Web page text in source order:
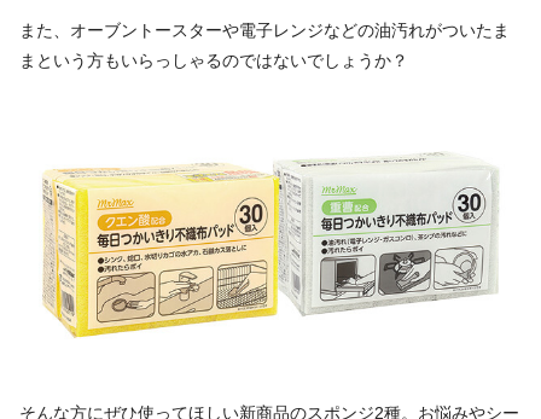
また、オーブントースターや電子レンジなどの油汚れがついたま
まという方もいらっしゃるのではないでしょうか？
そんな方にぜひ使ってほしい新商品のスポンジ2種。お悩みやシー